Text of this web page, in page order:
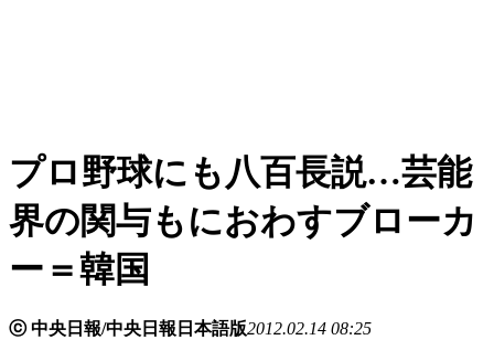
プロ野球にも八百長説…芸能
界の関与もにおわすブローカ
ー＝韓国
ⓒ 中央日報/中央日報日本語版2012.02.14 08:25